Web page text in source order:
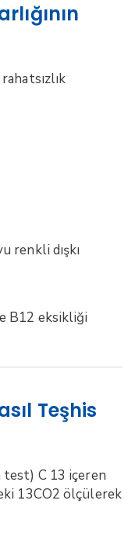
renkli dışkı
B12 eksikliği
Teşhis
test) C 13 içeren
13CO2 ölçülerek